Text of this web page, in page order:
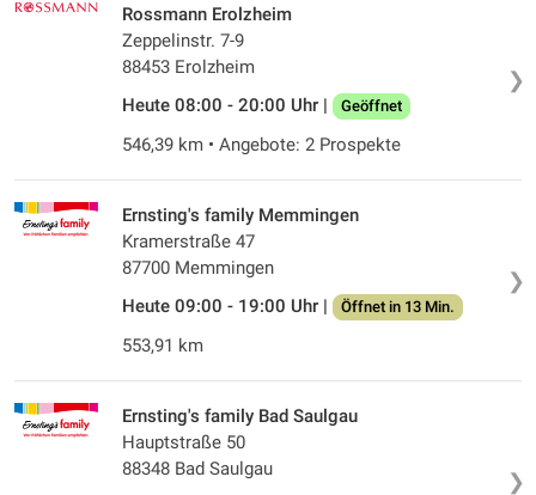
❯
Rossmann Erolzheim
Zeppelinstr. 7-9
88453 Erolzheim
Heute 08:00 - 20:00 Uhr |
Geöffnet
546,39 km • Angebote: 2 Prospekte
❯
Ernsting's family Memmingen
Kramerstraße 47
87700 Memmingen
Heute 09:00 - 19:00 Uhr |
Öffnet in 13 Min.
553,91 km
❯
Ernsting's family Bad Saulgau
Hauptstraße 50
88348 Bad Saulgau